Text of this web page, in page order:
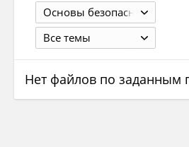
Основы безопасности жизнедеятельности, 8 класс, Вангородский С. Н., Кузнецов М. И и др., Москва : Дрофа, 2019. - 126 с.
Все темы
Нет файлов по заданным